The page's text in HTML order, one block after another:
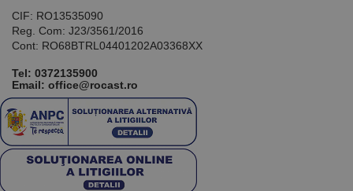
CIF: RO13535090
Reg. Com: J23/3561/2016
Cont: RO68BTRL04401202A03368XX
Tel: 0372135900
Email: office@rocast.ro